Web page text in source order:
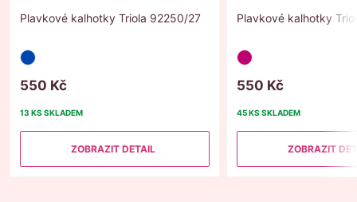
Plavkové kalhotky Triola 92250/27
550 Kč
13 KS SKLADEM
ZOBRAZIT DETAIL
Plavkové kalhotky
550 Kč
45 KS SKLADEM
ZOBRAZIT